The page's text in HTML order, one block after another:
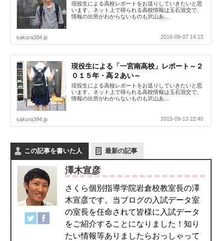
現役生による高校レポートをお送りしていきたいと思
います。ネット上で得られる高校情報は玉石混交で、
情報の出所がわからないものも沢山あ...
sakura394.jp 2016-09-07 14:13
現役生による「一宮南高校」レポート～２
０１５年・高２あい～
現役生による高校レポートをお送りしていきたいと思
います。ネット上で得られる高校情報は玉石混交で、
情報の出所がわからないものも沢山あ...
sakura394.jp 2015-09-13 22:40
この記事を書いた人 最新の記事
澤木宣彦
さくら個別指導学院岩倉校教室長の澤
木宣彦です。当ブログの入試データ室
の室長を任命されて皆様に入試データ
をご紹介することになりました！知り
たい情報等ありましたらおっしゃって